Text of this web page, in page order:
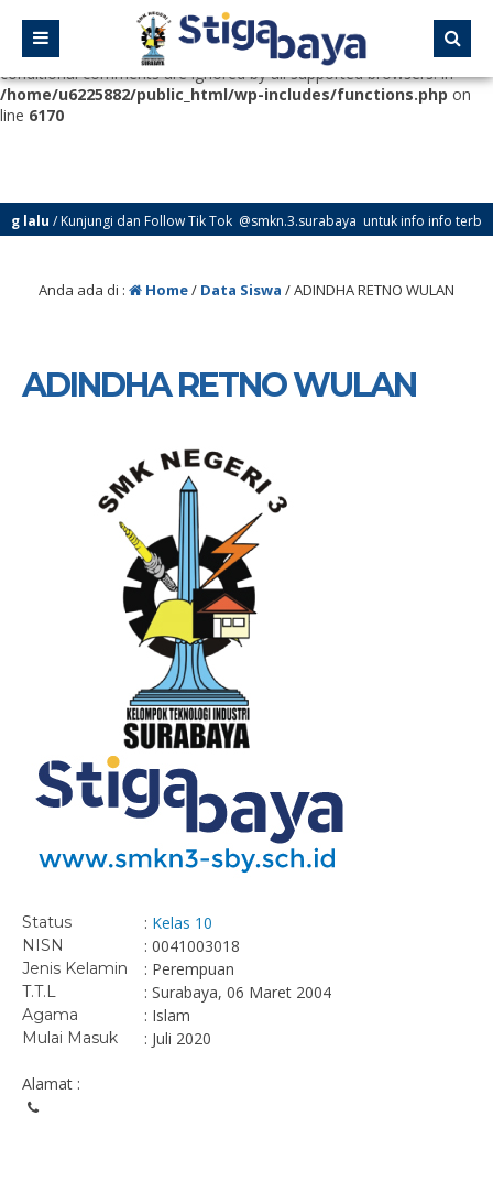
Deprecated
: Function WP_Dependencies->add_data() was called
with an argument that is
deprecated
since version 6.9.0! IE
conditional comments are ignored by all supported browsers. in
/home/u6225882/public_html/wp-includes/functions.php on
line 6170
lalu/ Kunjungi dan Follow Tik Tok @smkn.3.surabaya untuk info info terbaru
Anda ada di : Home/ Data Siswa /ADINDHA RETNO WULAN
ADINDHA RETNO WULAN
Status : Kelas 10
NISN : 0041003018
Jenis Kelamin : Perempuan
T.T.L : Surabaya, 06 Maret 2004
Agama : Islam
Mulai Masuk : Juli 2020
Alamat :